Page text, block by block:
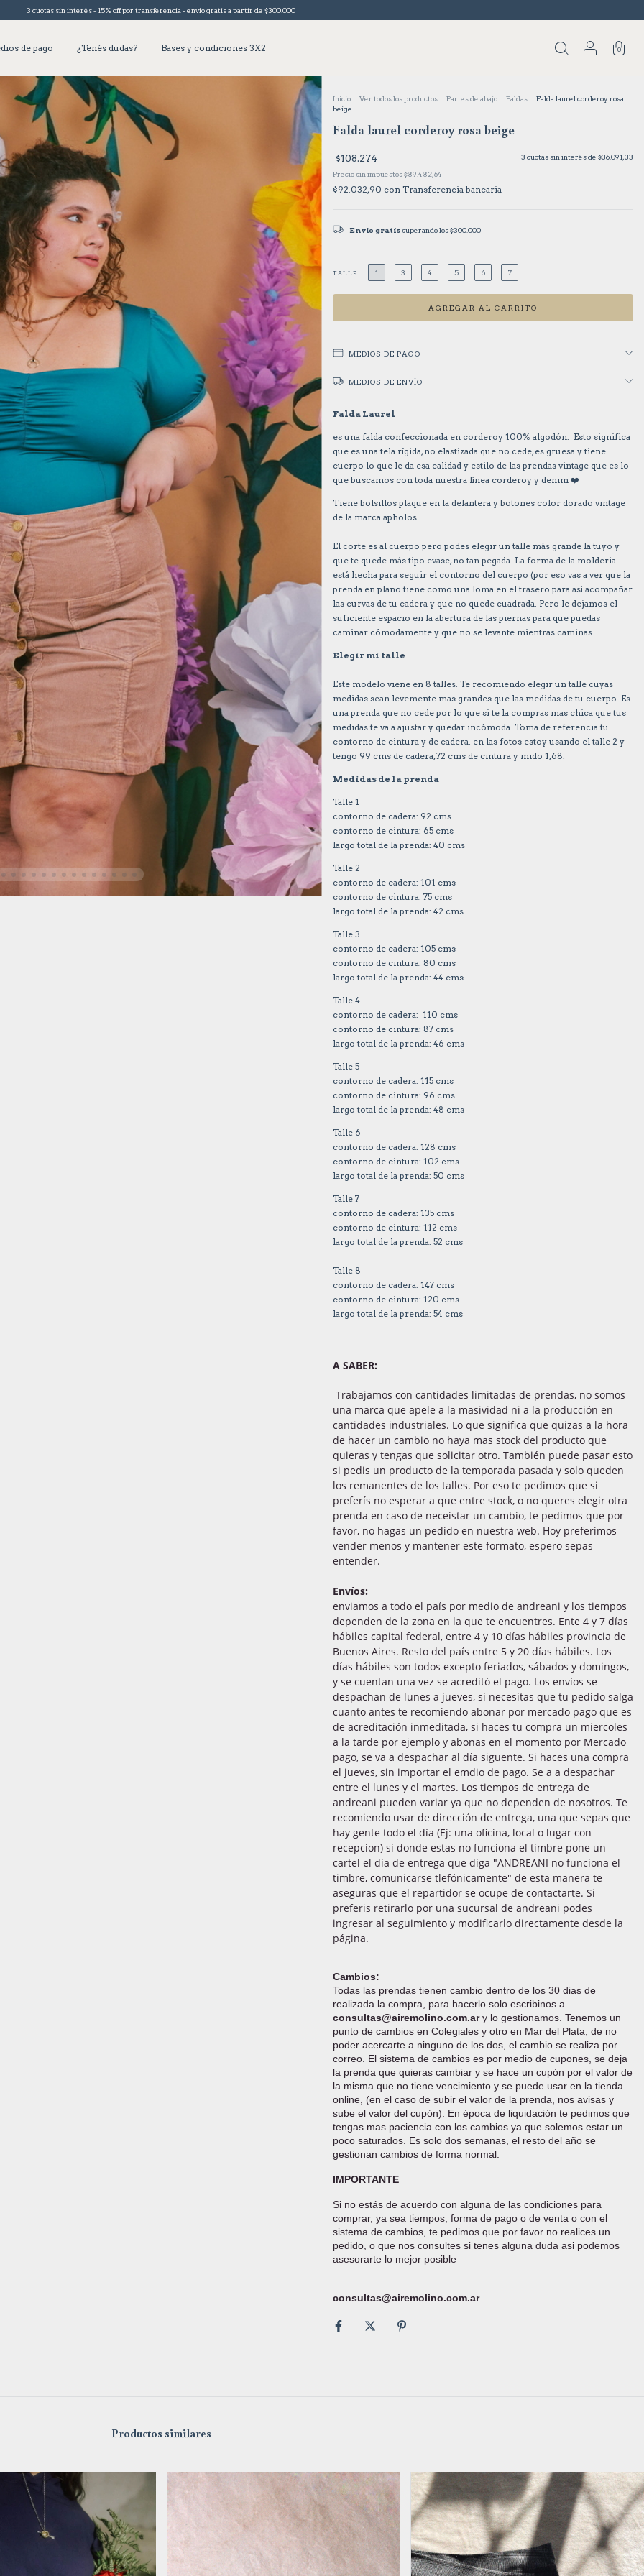
3 cuotas sin interés - 15% off por transferencia - envío gratis a partir de $300.000
de pago ¿Tenés dudas? Bases y condiciones 3X2 0
Inicio Ver todos los productos Partes de abajo Faldas
Falda laurel corderoy rosa
beige
Falda laurel corderoy rosa beige
$108.274 3 cuotas sin interés de $36.091,33
Precio sin impuestos$89.482,64
$92.032,90 con Transferencia bancaria
Envío gratissuperando los$300.000
TALLE 1 3 4 5 6 7
MEDIOS DE PAGO
MEDIOS DE ENVÍO
Falda Laurel
es una falda confeccionada en corderoy 100% algodón. Esto significa
que es una tela rígida, no elastizada que no cede, es gruesa y tiene
cuerpo lo que le da esa calidad y estilo de las prendas vintage que es lo
que buscamos con toda nuestra línea corderoy y denim ❤️
Tiene bolsillos plaque en la delantera y botones color dorado vintage
de la marca apholos.
El corte es al cuerpo pero podes elegir un talle más grande la tuyo y
que te quede más tipo evase, no tan pegada. La forma de la molderia
está hecha para seguir el contorno del cuerpo (por eso vas a ver que la
prenda en plano tiene como una loma en el trasero para así acompañar
las curvas de tu cadera y que no quede cuadrada. Pero le dejamos el
suficiente espacio en la abertura de las piernas para que puedas
caminar cómodamente y que no se levante mientras caminas.
Elegir mi talle
Este modelo viene en 8 talles. Te recomiendo elegir un talle cuyas
medidas sean levemente mas grandes que las medidas de tu cuerpo. Es
una prenda que no cede por lo que si te la compras mas chica que tus
medidas te va a ajustar y quedar incómoda. Toma de referencia tu
contorno de cintura y de cadera. en las fotos estoy usando el talle 2 y
tengo 99 cms de cadera, 72 cms de cintura y mido 1,68.
Medidas de la prenda
Talle 1
contorno de cadera: 92 cms
contorno de cintura: 65 cms
largo total de la prenda: 40 cms
Talle 2
contorno de cadera: 101 cms
contorno de cintura: 75 cms
largo total de la prenda: 42 cms
Talle 3
contorno de cadera: 105 cms
contorno de cintura: 80 cms
largo total de la prenda: 44 cms
Talle 4
contorno de cadera: 110 cms
contorno de cintura: 87 cms
largo total de la prenda: 46 cms
Talle 5
contorno de cadera: 115 cms
contorno de cintura: 96 cms
largo total de la prenda: 48 cms
Talle 6
contorno de cadera: 128 cms
contorno de cintura: 102 cms
largo total de la prenda: 50 cms
Talle 7
contorno de cadera: 135 cms
contorno de cintura: 112 cms
largo total de la prenda: 52 cms
Talle 8
contorno de cadera: 147 cms
contorno de cintura: 120 cms
largo total de la prenda: 54 cms
A SABER:
Trabajamos con cantidades limitadas de prendas, no somos
una marca que apele a la masividad ni a la producción en
cantidades industriales. Lo que significa que quizas a la hora
de hacer un cambio no haya mas stock del producto que
quieras y tengas que solicitar otro. También puede pasar esto
si pedis un producto de la temporada pasada y solo queden
los remanentes de los talles. Por eso te pedimos que si
preferís no esperar a que entre stock, o no queres elegir otra
prenda en caso de neceistar un cambio, te pedimos que por
favor, no hagas un pedido en nuestra web. Hoy preferimos
vender menos y mantener este formato, espero sepas
entender.
Envíos:
enviamos a todo el país por medio de andreani y los tiempos
dependen de la zona en la que te encuentres. Ente 4 y 7 días
hábiles capital federal, entre 4 y 10 días hábiles provincia de
Buenos Aires. Resto del país entre 5 y 20 días hábiles. Los
días hábiles son todos excepto feriados, sábados y domingos,
y se cuentan una vez se acreditó el pago. Los envíos se
despachan de lunes a jueves, si necesitas que tu pedido salga
cuanto antes te recomiendo abonar por mercado pago que es
de acreditación inmeditada, si haces tu compra un miercoles
a la tarde por ejemplo y abonas en el momento por Mercado
pago, se va a despachar al día siguente. Si haces una compra
el jueves, sin importar el emdio de pago. Se a a despachar
entre el lunes y el martes. Los tiempos de entrega de
andreani pueden variar ya que no dependen de nosotros. Te
recomiendo usar de dirección de entrega, una que sepas que
hay gente todo el día (Ej: una oficina, local o lugar con
recepcion) si donde estas no funciona el timbre pone un
cartel el dia de entrega que diga "ANDREANI no funciona el
timbre, comunicarse tlefónicamente" de esta manera te
aseguras que el repartidor se ocupe de contactarte. Si
preferis retirarlo por una sucursal de andreani podes
ingresar al seguimiento y modificarlo directamente desde la
página.
Cambios:
Todas las prendas tienen cambio dentro de los 30 dias de
realizada la compra, para hacerlo solo escribinos a
consultas@airemolino.com.ary lo gestionamos. Tenemos un
punto de cambios en Colegiales y otro en Mar del Plata, de no
poder acercarte a ninguno de los dos, el cambio se realiza por
correo. El sistema de cambios es por medio de cupones, se deja
la prenda que quieras cambiar y se hace un cupón por el valor de
la misma que no tiene vencimiento y se puede usar en la tienda
online, (en el caso de subir el valor de la prenda, nos avisas y
sube el valor del cupón). En época de liquidación te pedimos que
tengas mas paciencia con los cambios ya que solemos estar un
poco saturados. Es solo dos semanas, el resto del año se
gestionan cambios de forma normal.
IMPORTANTE
Si no estás de acuerdo con alguna de las condiciones para
comprar, ya sea tiempos, forma de pago o de venta o con el
sistema de cambios, te pedimos que por favor no realices un
pedido, o que nos consultes si tenes alguna duda asi podemos
asesorarte lo mejor posible
consultas@airemolino.com.ar
Productos similares